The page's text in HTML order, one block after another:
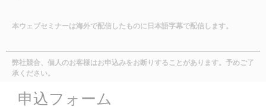
本ウェブセミナーは海外で配信したものに日本語字幕で配信します。
弊社競合、個人のお客様はお申込みをお断りすることがあります。予めご了
承ください。
申込フォーム